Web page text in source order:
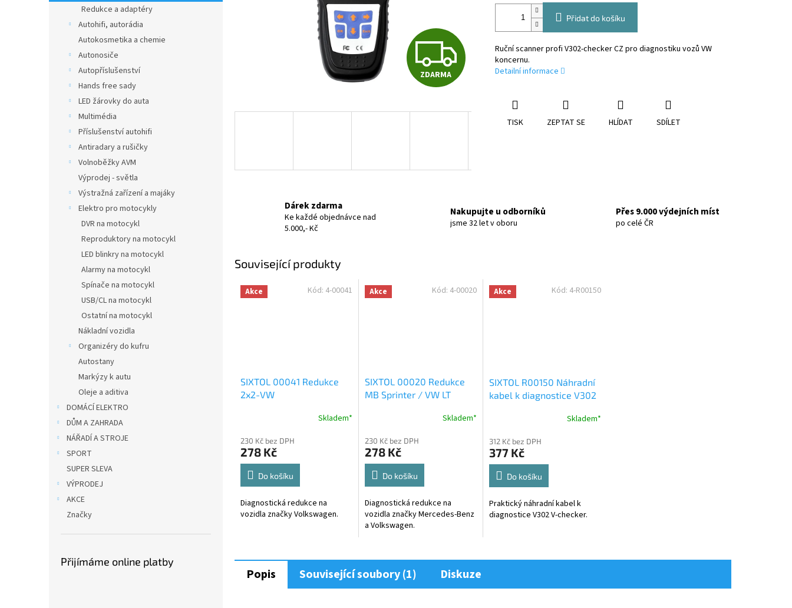
n
Redukce a adaptéry
Autohifi, autorádia
Autokosmetika a chemie
Autonosiče
Autopříslušenství
Hands free sady
LED žárovky do auta
Multimédia
Příslušenství autohifi
Antiradary a rušičky
Volnoběžky AVM
Výprodej - světla
Výstražná zařízení a majáky
Elektro pro motocykly
DVR na motocykl
Reproduktory na motocykl
LED blinkry na motocykl
Alarmy na motocykl
Spínače na motocykl
USB/CL na motocykl
Ostatní na motocykl
Nákladní vozidla
Organizéry do kufru
Autostany
Markýzy k autu
Oleje a aditiva
DOMÁCÍ ELEKTRO
DŮM A ZAHRADA
NÁŘADÍ A STROJE
SPORT
SUPER SLEVA
VÝPRODEJ
AKCE
Značky
Přijímáme online platby
Z
R
M
ZDARMA
Přidat do košíku
Ruční scanner profi V302-checker CZ pro diagnostiku vozů VW
koncernu.
Detailní informace
TISK ZEPTAT SE HLÍDAT SDÍLET
Dárek zdarma
Ke každé objednávce nad
5.000,- Kč
Nakupujte u odborníků
jsme 32 let v oboru
Přes 9.000 výdejních míst
po celé ČR
Související produkty
Akce
SIXTOL 00041 Redukce
2x2-VW
Skladem*
230 Kč bez DPH
278 Kč
Do košíku
Diagnostická redukce na
vozidla značky Volkswagen.
Kód: 4-00041 Akce
SIXTOL 00020 Redukce
MB Sprinter / VW LT
Skladem*
230 Kč bez DPH
278 Kč
Do košíku
Diagnostická redukce na
vozidla značky Mercedes-Benz
a Volkswagen.
Kód: 4-00020 Akce
SIXTOL R00150 Náhradní
kabel k diagnostice V302
Skladem*
312 Kč bez DPH
377 Kč
Do košíku
Praktický náhradní kabel k
diagnostice V302 V-checker.
Kód: 4-R00150
Popis Související soubory (1) Diskuze